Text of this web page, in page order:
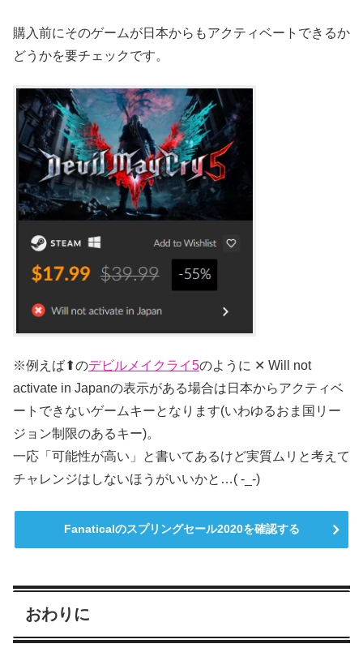
購入前にそのゲームが日本からもアクティベートできるか
どうかを要チェックです。
※例えば⬆のデビルメイクライ5のように ✕ Will not
activate in Japanの表示がある場合は日本からアクティベ
ートできないゲームキーとなります(いわゆるおま国リー
ジョン制限のあるキー)。
一応「可能性が高い」と書いてあるけど実質ムリと考えて
チャレンジはしないほうがいいかと…( -_-)
Fanaticalのスプリングセール2020を確認する
おわりに